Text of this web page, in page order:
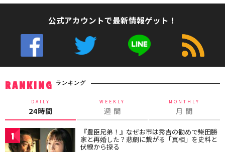
公式アカウントで最新情報ゲット！
RANKING ランキング
DAILY
24時間
WEEKLY
週 間
MONTHLY
月 間
1 『豊臣兄弟！』なぜお市は秀吉の勧めで柴田勝
家と再婚した？悲劇に繋がる「真相」を史料と
伏線から探る